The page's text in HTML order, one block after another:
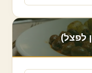
לפצל)